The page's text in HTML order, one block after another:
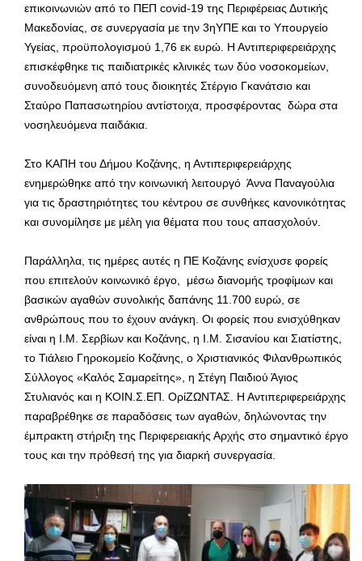
επικοινωνιών από το ΠΕΠ covid-19 της Περιφέρειας Δυτικής
Μακεδονίας, σε συνεργασία με την 3ηΥΠΕ και το Υπουργείο
Υγείας, προϋπολογισμού 1,76 εκ ευρώ. Η Αντιπεριφερειάρχης
επισκέφθηκε τις παιδιατρικές κλινικές των δύο νοσοκομείων,
συνοδευόμενη από τους διοικητές Στέργιο Γκανάτσιο και
Σταύρο Παπασωτηρίου αντίστοιχα, προσφέροντας δώρα στα
νοσηλευόμενα παιδάκια.
Στο ΚΑΠΗ του Δήμου Κοζάνης, η Αντιπεριφερειάρχης
ενημερώθηκε από την κοινωνική λειτουργό Άννα Παναγούλια
για τις δραστηριότητες του κέντρου σε συνθήκες κανονικότητας
και συνομίλησε με μέλη για θέματα που τους απασχολούν.
Παράλληλα, τις ημέρες αυτές η ΠΕ Κοζάνης ενίσχυσε φορείς
που επιτελούν κοινωνικό έργο, μέσω διανομής τροφίμων και
βασικών αγαθών συνολικής δαπάνης 11.700 ευρώ, σε
ανθρώπους που το έχουν ανάγκη. Οι φορείς που ενισχύθηκαν
είναι η Ι.Μ. Σερβίων και Κοζάνης, η Ι.Μ. Σισανίου και Σιατίστης,
το Τιάλειο Γηροκομείο Κοζάνης, ο Χριστιανικός Φιλανθρωπικός
Σύλλογος «Καλός Σαμαρείτης», η Στέγη Παιδιού Άγιος
Στυλιανός και η ΚΟΙΝ.Σ.ΕΠ. ΟρίΖΩΝΤΑΣ. Η Αντιπεριφερειάρχης
παραβρέθηκε σε παραδόσεις των αγαθών, δηλώνοντας την
έμπρακτη στήριξη της Περιφερειακής Αρχής στο σημαντικό έργο
τους και την πρόθεσή της για διαρκή συνεργασία.